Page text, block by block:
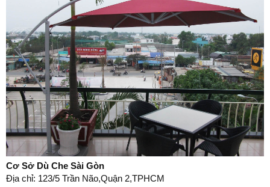
Cơ Sở Dù Che Sài Gòn
Địa chỉ: 123/5 Trần Não,Quận 2,TPHCM